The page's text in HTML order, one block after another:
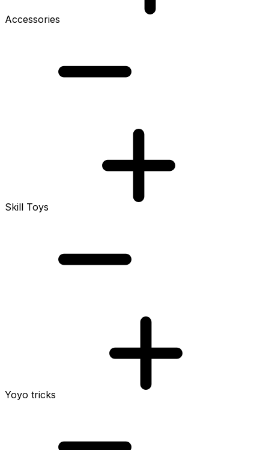
Accessories
Skill Toys
Yoyo tricks